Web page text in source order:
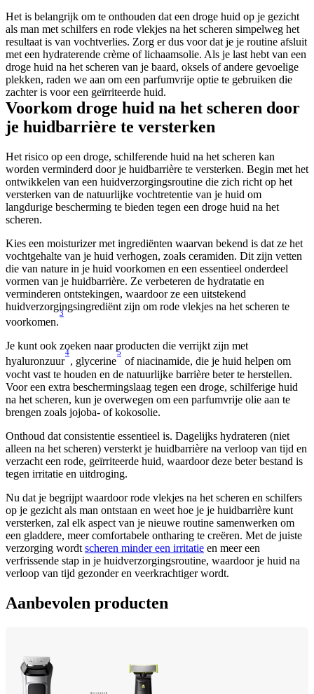
Het is belangrijk om te onthouden dat een droge huid op je gezicht
als man met schilfers en rode vlekjes na het scheren simpelweg het
resultaat is van vochtverlies. Zorg er dus voor dat je je routine afsluit
met een hydraterende crème of lichaamsolie. Als je last hebt van een
droge huid na het scheren van je baard, oksels of andere gevoelige
plekken, raden we aan om een parfumvrije optie te gebruiken die
zachter is voor een geïrriteerde huid.
Voorkom droge huid na het scheren door
je huidbarrière te versterken
Het risico op een droge, schilferende huid na het scheren kan
worden verminderd door je huidbarrière te versterken. Begin met het
ontwikkelen van een huidverzorgingsroutine die zich richt op het
versterken van de natuurlijke vochtretentie van je huid om
langdurige bescherming te bieden tegen een droge huid na het
scheren.
Kies een moisturizer met ingrediënten waarvan bekend is dat ze het
vochtgehalte van je huid verhogen, zoals ceramiden. Dit zijn vetten
die van nature in je huid voorkomen en een essentieel onderdeel
vormen van je huidbarrière. Ze verbeteren de hydratatie en
verminderen ontstekingen, waardoor ze een uitstekend
huidverzorgingsingrediënt zijn om rode vlekjes na het scheren te
voorkomen.
3
Je kunt ook zoeken naar producten die verrijkt zijn met
hyaluronzuur
4
, glycerine
5
of niacinamide, die je huid helpen om
vocht vast te houden en de natuurlijke barrière beter te herstellen.
Voor een extra beschermingslaag tegen een droge, schilferige huid
na het scheren, kun je overwegen om een parfumvrije olie aan te
brengen zoals jojoba- of kokosolie.
Onthoud dat consistentie essentieel is. Dagelijks hydrateren (niet
alleen na het scheren) versterkt je huidbarrière na verloop van tijd en
verzacht een rode, geïrriteerde huid, waardoor deze beter bestand is
tegen irritatie en uitdroging.
Nu dat je begrijpt waardoor rode vlekjes na het scheren en schilfers
op je gezicht als man ontstaan en weet hoe je je huidbarrière kunt
versterken, zal elk aspect van je nieuwe routine samenwerken om
een gladdere, meer comfortabele ontharing te creëren. Met de juiste
verzorging wordt scheren minder een irritatie en meer een
verfrissende stap in je huidverzorgingsroutine, waardoor je huid na
verloop van tijd gezonder en veerkrachtiger wordt.
Aanbevolen producten